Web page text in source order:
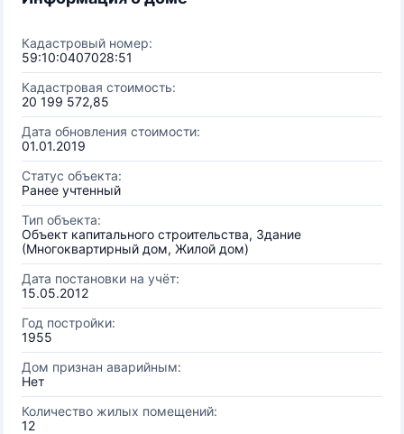
Кадастровый номер:
59:10:0407028:51
Кадастровая стоимость:
20 199 572,85
Дата обновления стоимости:
01.01.2019
Статус объекта:
Ранее учтенный
Тип объекта:
Объект капитального строительства, Здание
(Многоквартирный дом, Жилой дом)
Дата постановки на учёт:
15.05.2012
Год постройки:
1955
Дом признан аварийным:
Нет
Количество жилых помещений:
12